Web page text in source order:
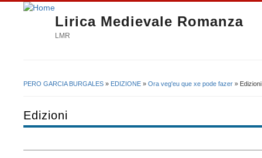
Lirica Medievale Romanza
LMR
PERO GARCIA BURGALES » EDIZIONE » Ora veg'eu que xe pode fazer » Edizioni
Edizioni